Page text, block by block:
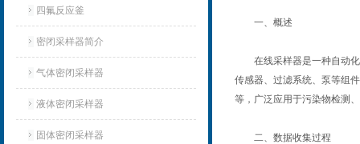
四氟反应釜
密闭采样器简介
气体密闭采样器
液体密闭采样器
固体密闭采样器
一、概述
在线采样器是一种自动化
传感器、过滤系统、泵等组
等，广泛应用于污染物检测
二、数据收集过程